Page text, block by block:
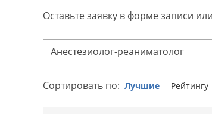
Оставьте заявку в форме записи
Анестезиолог-реаниматолог
Сортировать по: Лучшие Рейтингу